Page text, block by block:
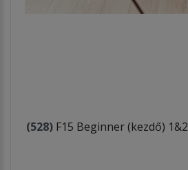
(528) F15 Beginner (kezdő)